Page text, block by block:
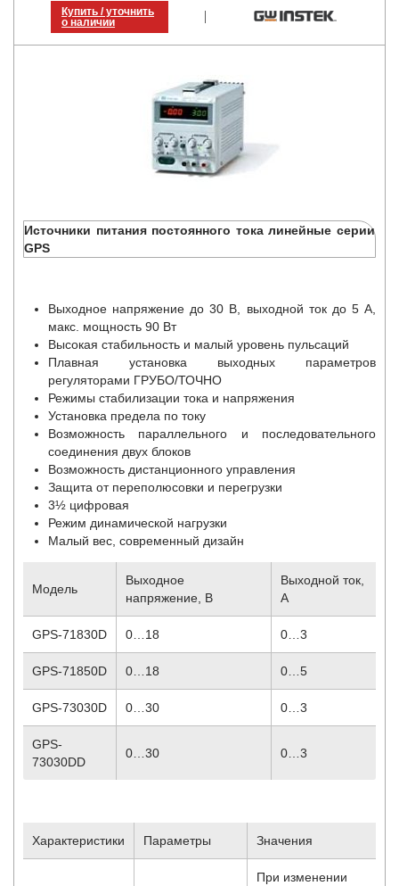
Купить / уточнить
о наличии
Источники питания постоянного тока линейные серии
GPS
Выходное напряжение до 30 В, выходной ток до 5 А,
макс. мощность 90 Вт
Высокая стабильность и малый уровень пульсаций
Плавная установка выходных параметров
регуляторами ГРУБО/ТОЧНО
Режимы стабилизации тока и напряжения
Установка предела по току
Возможность параллельного и последовательного
соединения двух блоков
Возможность дистанционного управления
Защита от переполюсовки и перегрузки
3½ цифровая
Режим динамической нагрузки
Малый вес, современный дизайн
Модель
Выходное
напряжение, В
Выходной ток,
А
GPS-71830D 0…18 0…3
GPS-71850D 0…18 0…5
GPS-73030D 0…30 0…3
GPS-
73030DD
0…30 0…3
Характеристики Параметры Значения
При изменении